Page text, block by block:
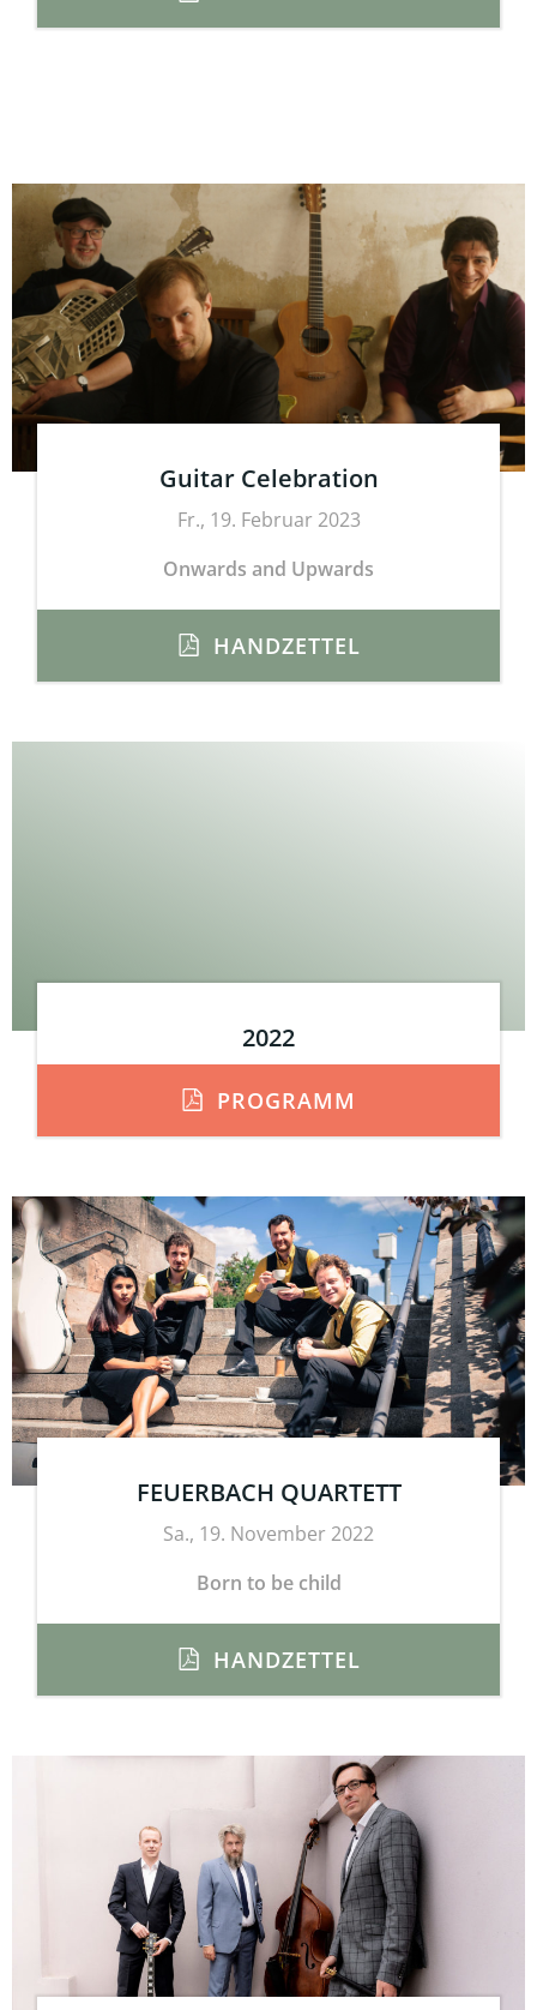
Guitar Celebration
Fr., 19. Februar 2023
Onwards and Upwards
HANDZETTEL
2022
PROGRAMM
FEUERBACH QUARTETT
Sa., 19. November 2022
Born to be child
HANDZETTEL